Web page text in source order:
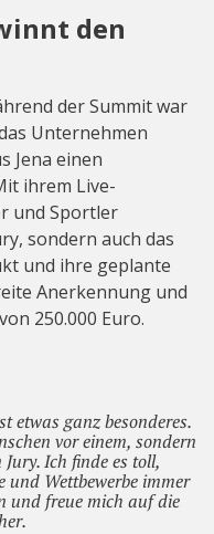
den
der Summit war
Unternehmen
Jena einen
ihrem Live-
und Sportler
sondern auch das
und ihre geplante
Anerkennung und
250.000 Euro.
etwas ganz besonderes.
vor einem, sondern
Ich finde es toll,
und Wettbewerbe immer
und freue mich auf die